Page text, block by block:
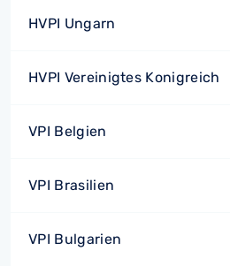
HVPI Ungarn
HVPI Vereinigtes Konigreich
VPI Belgien
VPI Brasilien
VPI Bulgarien